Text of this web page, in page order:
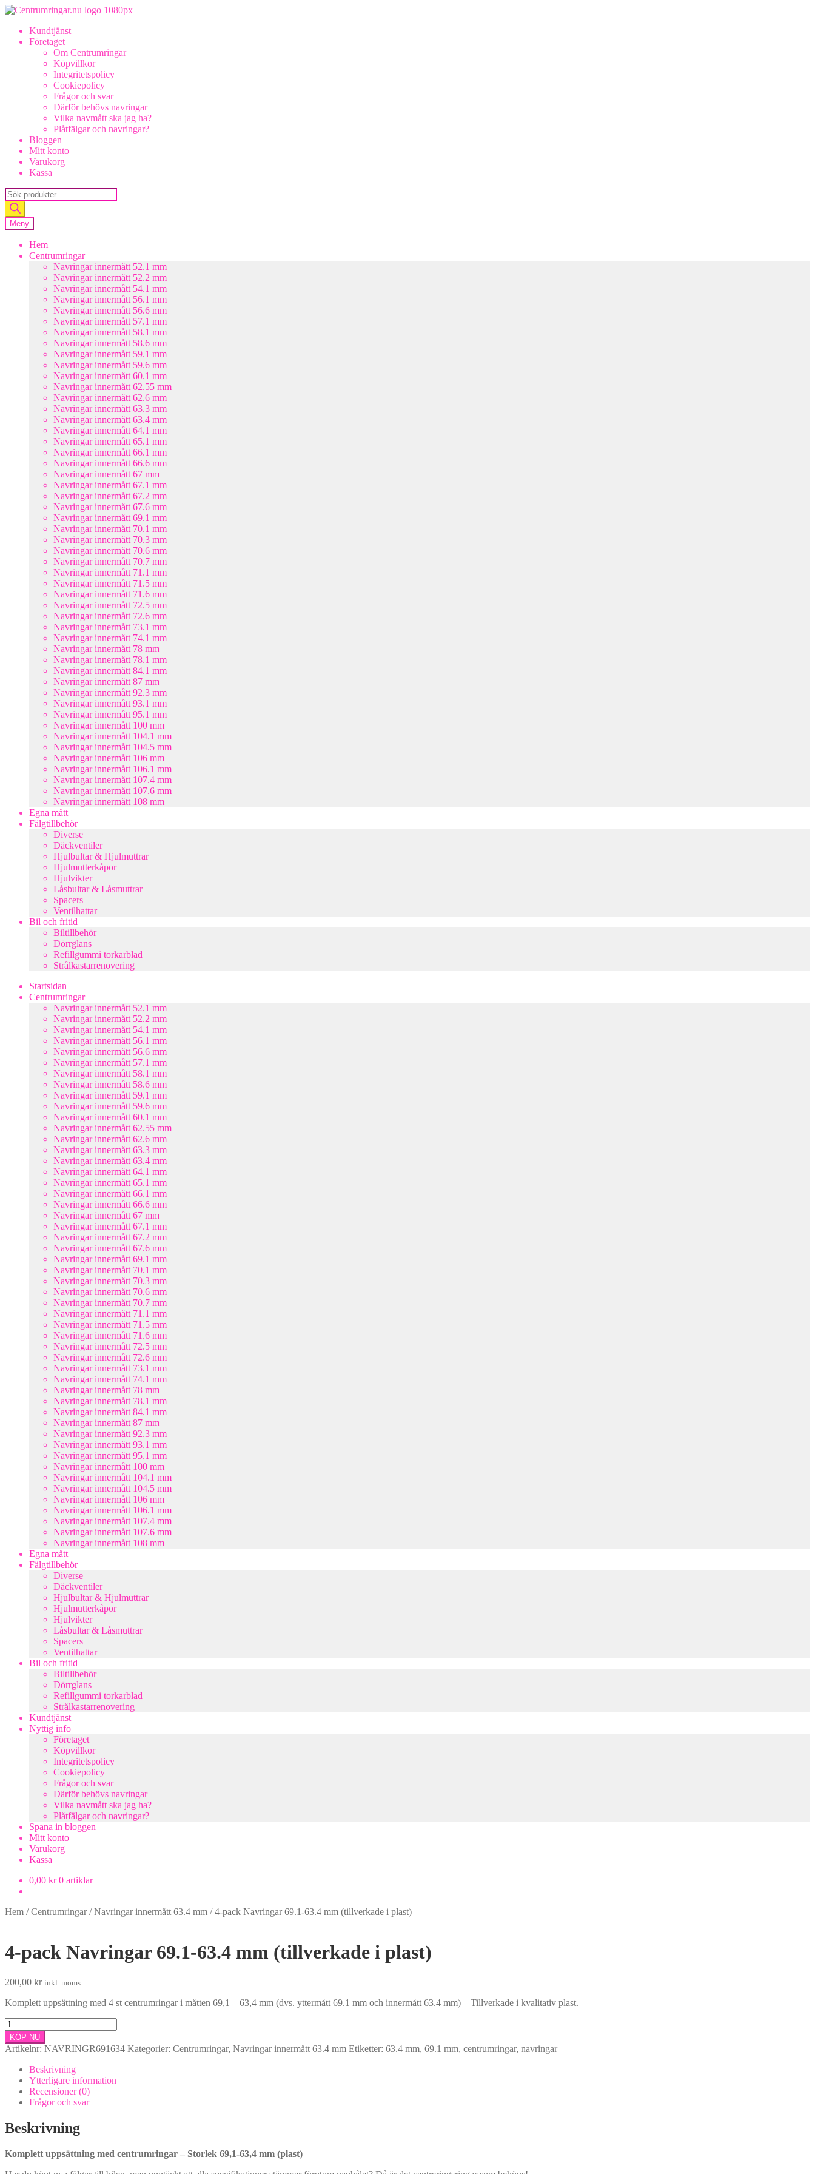
Hoppa
navigering
Hoppa
innehållKundtjänst
Företaget
Om Centrumringar
Köpvillkor
Integritetspolicy
Cookiepolicy
Frågor och svar
Därför behövs navringar
Vilka navmått ska jag ha?
Plåtfälgar och navringar?
Bloggen
Mitt konto
Varukorg
Kassa
Products
search
Meny
Hem
Centrumringar
Navringar innermått 52.1 mm
Navringar innermått 52.2 mm
Navringar innermått 54.1 mm
Navringar innermått 56.1 mm
Navringar innermått 56.6 mm
Navringar innermått 57.1 mm
Navringar innermått 58.1 mm
Navringar innermått 58.6 mm
Navringar innermått 59.1 mm
Navringar innermått 59.6 mm
Navringar innermått 60.1 mm
Navringar innermått 62.55 mm
Navringar innermått 62.6 mm
Navringar innermått 63.3 mm
Navringar innermått 63.4 mm
Navringar innermått 64.1 mm
Navringar innermått 65.1 mm
Navringar innermått 66.1 mm
Navringar innermått 66.6 mm
Navringar innermått 67 mm
Navringar innermått 67.1 mm
Navringar innermått 67.2 mm
Navringar innermått 67.6 mm
Navringar innermått 69.1 mm
Navringar innermått 70.1 mm
Navringar innermått 70.3 mm
Navringar innermått 70.6 mm
Navringar innermått 70.7 mm
Navringar innermått 71.1 mm
Navringar innermått 71.5 mm
Navringar innermått 71.6 mm
Navringar innermått 72.5 mm
Navringar innermått 72.6 mm
Navringar innermått 73.1 mm
Navringar innermått 74.1 mm
Navringar innermått 78 mm
Navringar innermått 78.1 mm
Navringar innermått 84.1 mm
Navringar innermått 87 mm
Navringar innermått 92.3 mm
Navringar innermått 93.1 mm
Navringar innermått 95.1 mm
Navringar innermått 100 mm
Navringar innermått 104.1 mm
Navringar innermått 104.5 mm
Navringar innermått 106 mm
Navringar innermått 106.1 mm
Navringar innermått 107.4 mm
Navringar innermått 107.6 mm
Navringar innermått 108 mm
Egna mått
Fälgtillbehör
Diverse
Däckventiler
Hjulbultar & Hjulmuttrar
Hjulmutterkåpor
Hjulvikter
Låsbultar & Låsmuttrar
Spacers
Ventilhattar
Bil och fritid
Biltillbehör
Dörrglans
Refillgummi torkarblad
Strålkastarrenovering
Startsidan
Centrumringar
Navringar innermått 52.1 mm
Navringar innermått 52.2 mm
Navringar innermått 54.1 mm
Navringar innermått 56.1 mm
Navringar innermått 56.6 mm
Navringar innermått 57.1 mm
Navringar innermått 58.1 mm
Navringar innermått 58.6 mm
Navringar innermått 59.1 mm
Navringar innermått 59.6 mm
Navringar innermått 60.1 mm
Navringar innermått 62.55 mm
Navringar innermått 62.6 mm
Navringar innermått 63.3 mm
Navringar innermått 63.4 mm
Navringar innermått 64.1 mm
Navringar innermått 65.1 mm
Navringar innermått 66.1 mm
Navringar innermått 66.6 mm
Navringar innermått 67 mm
Navringar innermått 67.1 mm
Navringar innermått 67.2 mm
Navringar innermått 67.6 mm
Navringar innermått 69.1 mm
Navringar innermått 70.1 mm
Navringar innermått 70.3 mm
Navringar innermått 70.6 mm
Navringar innermått 70.7 mm
Navringar innermått 71.1 mm
Navringar innermått 71.5 mm
Navringar innermått 71.6 mm
Navringar innermått 72.5 mm
Navringar innermått 72.6 mm
Navringar innermått 73.1 mm
Navringar innermått 74.1 mm
Navringar innermått 78 mm
Navringar innermått 78.1 mm
Navringar innermått 84.1 mm
Navringar innermått 87 mm
Navringar innermått 92.3 mm
Navringar innermått 93.1 mm
Navringar innermått 95.1 mm
Navringar innermått 100 mm
Navringar innermått 104.1 mm
Navringar innermått 104.5 mm
Navringar innermått 106 mm
Navringar innermått 106.1 mm
Navringar innermått 107.4 mm
Navringar innermått 107.6 mm
Navringar innermått 108 mm
Egna mått
Fälgtillbehör
Diverse
Däckventiler
Hjulbultar & Hjulmuttrar
Hjulmutterkåpor
Hjulvikter
Låsbultar & Låsmuttrar
Spacers
Ventilhattar
Bil och fritid
Biltillbehör
Dörrglans
Refillgummi torkarblad
Strålkastarrenovering
Kundtjänst
Nyttig info
Företaget
Köpvillkor
Integritetspolicy
Cookiepolicy
Frågor och svar
Därför behövs navringar
Vilka navmått ska jag ha?
Plåtfälgar och navringar?
Spana in bloggen
Mitt konto
Varukorg
Kassa
0,00 kr 0 artiklar
Hem /Centrumringar/Navringar innermått 63.4 mm /4-pack Navringar 69.1-63.4 mm (tillverkade i plast)
4-pack Navringar 69.1-63.4 mm (tillverkade i plast)
200,00 kr inkl. moms
Komplett uppsättning med 4 st centrumringar i måtten 69,1 – 63,4 mm (dvs. yttermått 69.1 mm och innermått 63.4 mm) – Tillverkade i kvalitativ plast.
4-
pack
Navringar
69.1-
63.4
(tillverkade
mängd
KÖP NU
Artikelnr: NAVRINGR691634 Kategorier: Centrumringar, Navringar innermått 63.4 mm Etiketter: 63.4 mm, 69.1 mm, centrumringar, navringar
Beskrivning
Ytterligare information
Recensioner (0)
Frågor och svar
Beskrivning
Komplett uppsättning med centrumringar – Storlek 69,1-63,4 mm (plast)